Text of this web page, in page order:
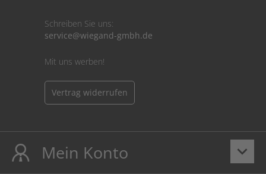
Schreiben Sie uns:
service@wiegand-gmbh.de
Mit uns werben!
Vertrag widerrufen
keyboard_arrow_down
Mein Konto